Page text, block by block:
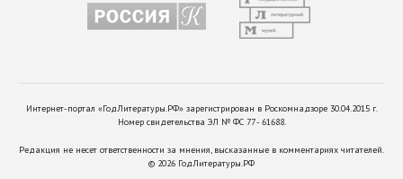
Интернет-портал «ГодЛитературы.РФ» зарегистрирован в Роскомнадзоре 30.04.2015 г.
Номер свидетельства ЭЛ № ФС 77 - 61688.
Редакция не несет ответственности за мнения, высказанные в комментариях читателей.
© 2026 ГодЛитературы.РФ